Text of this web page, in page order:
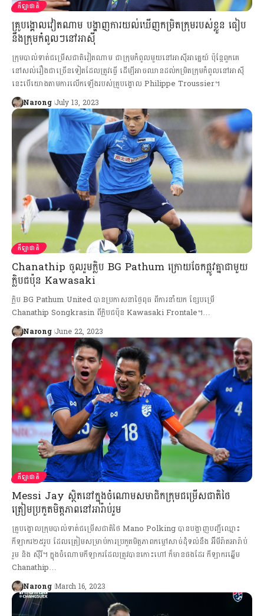
កីឡាជាតិ
គ្រូបង្គោលវៀតណាម បង្ហាញការយល់ឃើញកម្រិតក្រុមរបស់ខ្លួន ធៀប
នឹងក្រុមកំពូលៗនៅអាស៊ី
ក្រុមបាល់ទាត់ជម្រើសជាតិវៀតណាម ជាក្រុមកំពូលមួយនៅអាស៊ីអាគ្នេយ៍ ប៉ុន្ដែពួកគេ
នៅសល់រឿងជាច្រើនទៀតដែលត្រូវធ្វើ ដើម្បីអាចឈានដល់កម្រិតក្រុមកំពូលនៅអាស៊ី
នេះបើយោងតាមការលើកឡើងរបស់គ្រូបង្គោល Philippe Troussier។
Narong July 13, 2023
កីឡាជាតិ
Chanathip ចូលរួមក្លិប BG Pathum ក្រោយចែកផ្លូវគ្នាជាមួយ
ក្លិបជប៉ុន Kawasaki
ក្លិប BG Pathum United បានប្រកាសនាថ្ងៃពុធ ពីការនាំយក ខ្សែបម្រើ
Chanathip Songkrasin ពីក្លិបជប៉ុន Kawasaki Frontale។…
Narong June 22, 2023
កីឡាជាតិ
Messi Jay ស្ថិតនៅក្នុងចំណោមសមាជិកក្រុមជម្រើសជាតិថៃ
ត្រៀមប្រកួតមិត្តភាពនៅអារ៉ាប់រួម
គ្រូបង្គោលក្រុមបាល់ទាត់ជម្រើសជាតិថៃ Mano Polking បានបង្ហាញបញ្ជីឈ្មោះ
កីឡាករ២៥រូប ដែលត្រៀមសម្រាប់ការប្រកួតមិត្តភាពកម្ដៅសាច់ដុំទល់នឹង អ៊ីមីរ៉ាតអារ៉ាប់
រួម និង ស៊ីរី។ ក្នុងចំណោមកីឡាករដែលត្រូវបានកោះហៅ ក៏មានផងដែរ កីឡាករឆ្នើម
Chanathip…
Narong March 16, 2023